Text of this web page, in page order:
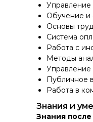
Управление
Обучение и
Основы
Система
Работа с
Методы
Управление
Публичное
Работа в
Знания и
Знания